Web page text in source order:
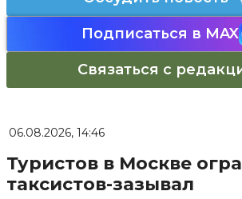
Подписаться в MAX
Связаться с
06.08.2026, 14:46
Туристов в Москве
таксистов-зазывал